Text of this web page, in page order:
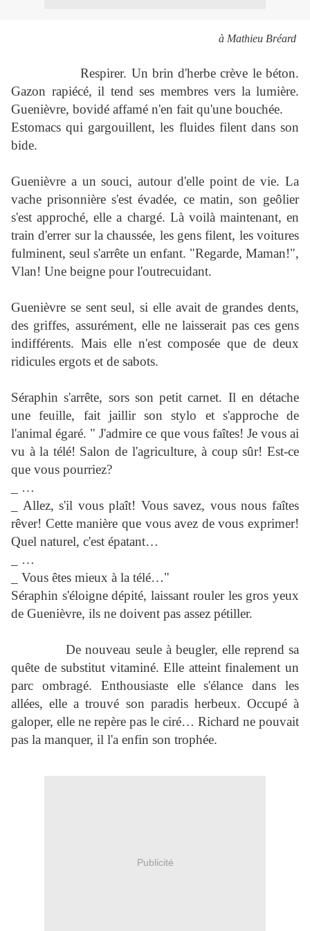
à Mathieu Bréard
Respirer. Un brin d'herbe crève le béton.
Gazon rapiécé, il tend ses membres vers la lumière.
Guenièvre, bovidé affamé n'en fait qu'une bouchée.
Estomacs qui gargouillent, les fluides filent dans son
bide.
Guenièvre a un souci, autour d'elle point de vie. La
vache prisonnière s'est évadée, ce matin, son geôlier
s'est approché, elle a chargé. Là voilà maintenant, en
train d'errer sur la chaussée, les gens filent, les voitures
fulminent, seul s'arrête un enfant. "Regarde, Maman!",
Vlan! Une beigne pour l'outrecuidant.
Guenièvre se sent seul, si elle avait de grandes dents,
des griffes, assurément, elle ne laisserait pas ces gens
indifférents. Mais elle n'est composée que de deux
ridicules ergots et de sabots.
Séraphin s'arrête, sors son petit carnet. Il en détache
une feuille, fait jaillir son stylo et s'approche de
l'animal égaré. " J'admire ce que vous faîtes! Je vous ai
vu à la télé! Salon de l'agriculture, à coup sûr! Est-ce
que vous pourriez?
_ …
_ Allez, s'il vous plaît! Vous savez, vous nous faîtes
rêver! Cette manière que vous avez de vous exprimer!
Quel naturel, c'est épatant…
_ …
_ Vous êtes mieux à la télé…"
Séraphin s'éloigne dépité, laissant rouler les gros yeux
de Guenièvre, ils ne doivent pas assez pétiller.
De nouveau seule à beugler, elle reprend sa
quête de substitut vitaminé. Elle atteint finalement un
parc ombragé. Enthousiaste elle s'élance dans les
allées, elle a trouvé son paradis herbeux. Occupé à
galoper, elle ne repère pas le ciré… Richard ne pouvait
pas la manquer, il l'a enfin son trophée.
Publicité